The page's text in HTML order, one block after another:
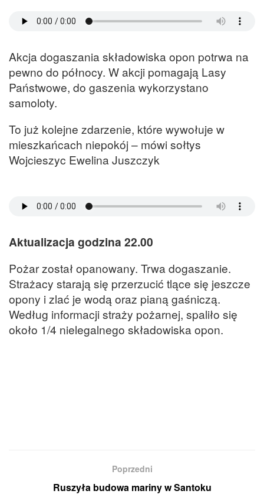
Akcja dogaszania składowiska opon potrwa na
pewno do północy. W akcji pomagają Lasy
Państwowe, do gaszenia wykorzystano
samoloty.
To już kolejne zdarzenie, które wywołuje w
mieszkańcach niepokój – mówi sołtys
Wojcieszyc Ewelina Juszczyk
Aktualizacja godzina 22.00
Pożar został opanowany. Trwa dogaszanie.
Strażacy starają się przerzucić tlące się jeszcze
opony i zlać je wodą oraz pianą gaśniczą.
Według informacji straży pożarnej, spaliło się
około 1/4 nielegalnego składowiska opon.
Poprzedni
Ruszyła budowa mariny w Santoku